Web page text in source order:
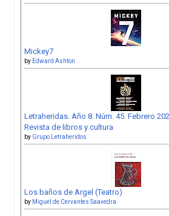
Mickey7
by Edward Ashton
Letraheridas. Año 8. Núm. 45. Febrero
Revista de libros y cultura
by Grupo Letraheridos
Los baños de Argel (Teatro)
by Miguel de Cervantes Saavedra